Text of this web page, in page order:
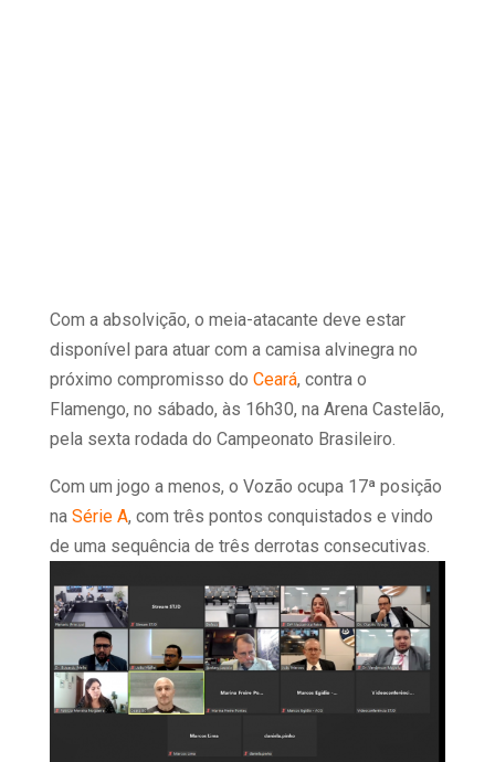
Com a absolvição, o meia-atacante deve estar
disponível para atuar com a camisa alvinegra no
próximo compromisso do Ceará, contra o
Flamengo, no sábado, às 16h30, na Arena Castelão,
pela sexta rodada do Campeonato Brasileiro.
Com um jogo a menos, o Vozão ocupa 17ª posição
na Série A, com três pontos conquistados e vindo
de uma sequência de três derrotas consecutivas.